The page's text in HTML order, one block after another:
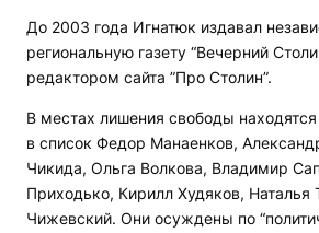
До 2003 года Игнатюк издавал
региональную газету “Вечерний
редактором сайта ”Про Столин”.
В местах лишения свободы
в список Федор Манаенков,
Чикида, Ольга Волкова, Владимир
Приходько, Кирилл Худяков,
Чижевский. Они осуждены по